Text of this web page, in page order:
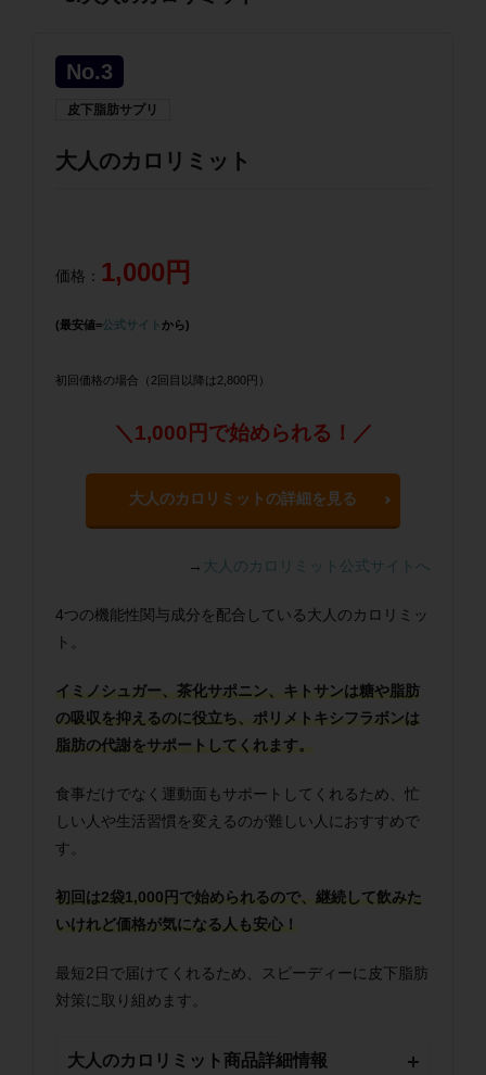
No.3
皮下脂肪サプリ
大人のカロリミット
価格： 1,000円
(最安値=公式サイト から)
初回価格の場合（2回目以降は2,800円）
＼1,000円で始められる！／
大人のカロリミットの詳細を見る
→ 大人のカロリミット公式サイトへ
4つの機能性関与成分を配合している大人のカロリミッ
ト。
イミノシュガー、茶化サポニン、キトサンは糖や脂肪
の吸収を抑えるのに役立ち、ポリメトキシフラボンは
脂肪の代謝をサポートしてくれます。
食事だけでなく運動面もサポートしてくれるため、忙
しい人や生活習慣を変えるのが難しい人におすすめで
す。
初回は2袋1,000円で始められるので、継続して飲みた
いけれど価格が気になる人も安心！
最短2日で届けてくれるため、スピーディーに皮下脂肪
対策に取り組めます。
大人のカロリミット商品詳細情報